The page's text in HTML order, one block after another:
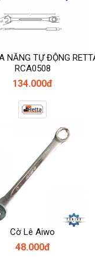
NĂNG TỰ ĐỘNG
RCA0508
134.000đ
Cờ Lê Aiwo
48.000đ